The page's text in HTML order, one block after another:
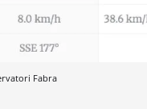
Fabra